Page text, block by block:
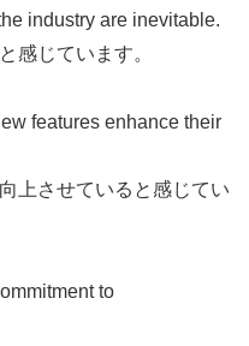
industry are inevitable.
感じています。
features enhance their
上させていると感じてい
to